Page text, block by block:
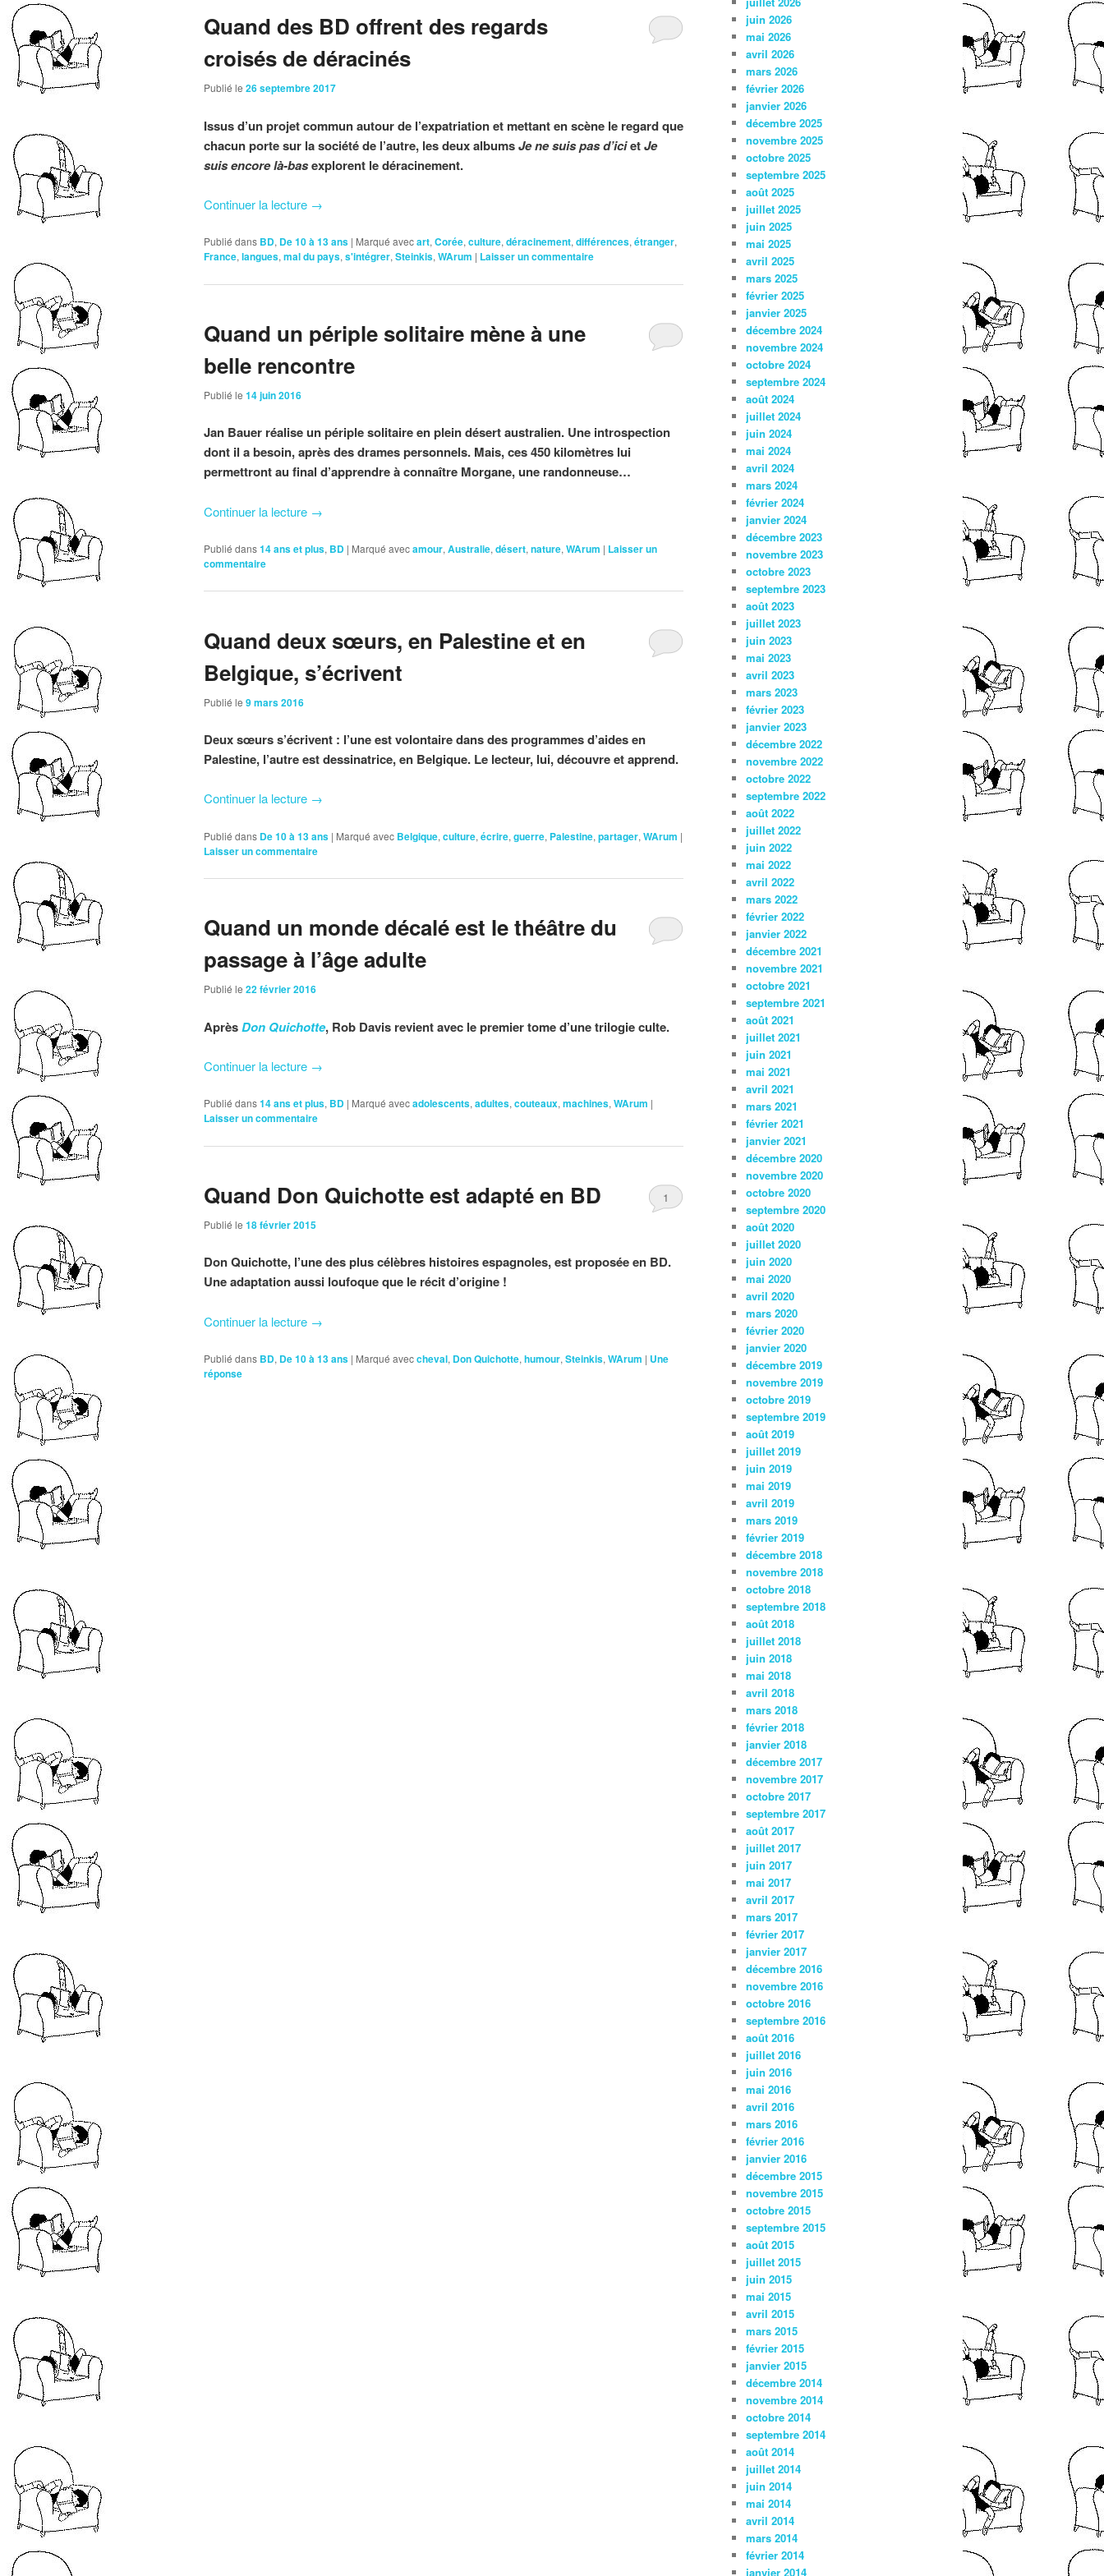
Quand des BD offrent des regards
croisés de déracinés
Publié le 26 septembre 2017
Issus d’un projet commun autour de l’expatriation et mettant en scène le regard que
chacun porte sur la société de l’autre, les deux albumsJe ne suis pas d’icietJe
suis encore là-basexplorent le déracinement.
Continuer la lecture →
Publié dans BD, De 10 à 13 ans | Marqué avecart, Corée, culture, déracinement, différences, étranger,
France, langues, mal du pays, s'intégrer, Steinkis, WArum | Laisser un commentaire
Quand un périple solitaire mène à une
belle rencontre
Publié le 14 juin 2016
Jan Bauer réalise un périple solitaire en plein désert australien. Une introspection
dont il a besoin, après des drames personnels. Mais, ces 450 kilomètres lui
permettront au final d’apprendre à connaître Morgane, une randonneuse…
Continuer la lecture →
Publié dans14 ans et plus, BD | Marqué avecamour, Australie, désert, nature, WArum | Laisser un
commentaire
Quand deux sœurs, en Palestine et en
Belgique, s’écrivent
Publié le 9 mars 2016
Deux sœurs s’écrivent : l’une est volontaire dans des programmes d’aides en
Palestine, l’autre est dessinatrice, en Belgique. Le lecteur, lui, découvre et apprend.
Continuer la lecture →
Publié dans De 10 à 13 ans | Marqué avec Belgique, culture, écrire, guerre, Palestine, partager, WArum |
Laisser un commentaire
Quand un monde décalé est le théâtre du
passage à l’âge adulte
Publié le 22 février 2016
AprèsDon Quichotte, Rob Davis revient avec le premier tome d’une trilogie culte.
Continuer la lecture →
Publié dans14 ans et plus, BD | Marqué avecadolescents, adultes, couteaux, machines, WArum |
Laisser un commentaire
Quand Don Quichotte est adapté en BD
Publié le 18 février 2015
1
Don Quichotte, l’une des plus célèbres histoires espagnoles, est proposée en BD.
Une adaptation aussi loufoque que le récit d’origine !
Continuer la lecture →
Publié dans BD, De 10 à 13 ans | Marqué aveccheval, Don Quichotte, humour, Steinkis, WArum | Une
réponse
juin 2026
mai 2026
avril 2026
mars 2026
février 2026
janvier 2026
décembre 2025
novembre 2025
octobre 2025
septembre 2025
août 2025
juillet 2025
juin 2025
mai 2025
avril 2025
mars 2025
février 2025
janvier 2025
décembre 2024
novembre 2024
octobre 2024
septembre 2024
août 2024
juillet 2024
juin 2024
mai 2024
avril 2024
mars 2024
février 2024
janvier 2024
décembre 2023
novembre 2023
octobre 2023
septembre 2023
août 2023
juillet 2023
juin 2023
mai 2023
avril 2023
mars 2023
février 2023
janvier 2023
décembre 2022
novembre 2022
octobre 2022
septembre 2022
août 2022
juillet 2022
juin 2022
mai 2022
avril 2022
mars 2022
février 2022
janvier 2022
décembre 2021
novembre 2021
octobre 2021
septembre 2021
août 2021
juillet 2021
juin 2021
mai 2021
avril 2021
mars 2021
février 2021
janvier 2021
décembre 2020
novembre 2020
octobre 2020
septembre 2020
août 2020
juillet 2020
juin 2020
mai 2020
avril 2020
mars 2020
février 2020
janvier 2020
décembre 2019
novembre 2019
octobre 2019
septembre 2019
août 2019
juillet 2019
juin 2019
mai 2019
avril 2019
mars 2019
février 2019
décembre 2018
novembre 2018
octobre 2018
septembre 2018
août 2018
juillet 2018
juin 2018
mai 2018
avril 2018
mars 2018
février 2018
janvier 2018
décembre 2017
novembre 2017
octobre 2017
septembre 2017
août 2017
juillet 2017
juin 2017
mai 2017
avril 2017
mars 2017
février 2017
janvier 2017
décembre 2016
novembre 2016
octobre 2016
septembre 2016
août 2016
juillet 2016
juin 2016
mai 2016
avril 2016
mars 2016
février 2016
janvier 2016
décembre 2015
novembre 2015
octobre 2015
septembre 2015
août 2015
juillet 2015
juin 2015
mai 2015
avril 2015
mars 2015
février 2015
janvier 2015
décembre 2014
novembre 2014
octobre 2014
septembre 2014
août 2014
juillet 2014
juin 2014
mai 2014
avril 2014
mars 2014
février 2014
janvier 2014